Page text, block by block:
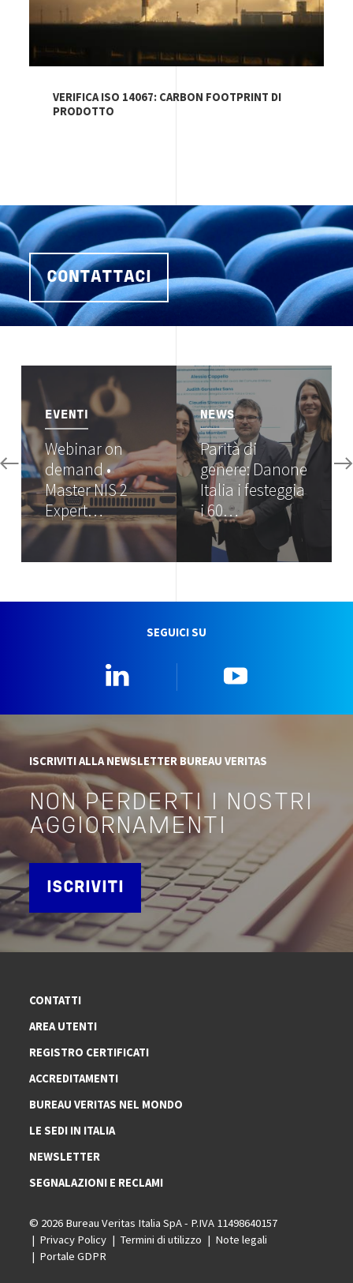
VERIFICA ISO 14067: CARBON FOOTPRINT DI
PRODOTTO
CONTATTACI
EVENTI
Webinar on
demand •
Master NIS 2
Expert…
Image
NEWS
Parità di
genere: Danone
Italia i festeggia
i 60…
SEGUICI SU
ISCRIVITI ALLA NEWSLETTER BUREAU VERITAS
NON PERDERTI I NOSTRI
AGGIORNAMENTI
ISCRIVITI
CONTATTI
AREA UTENTI
REGISTRO CERTIFICATI
ACCREDITAMENTI
BUREAU VERITAS NEL MONDO
LE SEDI IN ITALIA
NEWSLETTER
SEGNALAZIONI E RECLAMI
© 2026 Bureau Veritas Italia SpA - P.IVA 11498640157
Privacy Policy
Termini di utilizzo
Note legali
Portale GDPR